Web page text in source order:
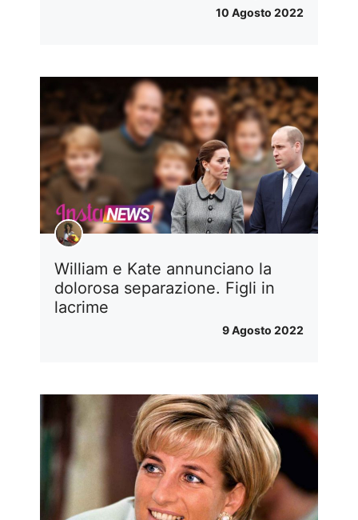
10 Agosto 2022
William e Kate annunciano la
dolorosa separazione. Figli in
lacrime
9 Agosto 2022